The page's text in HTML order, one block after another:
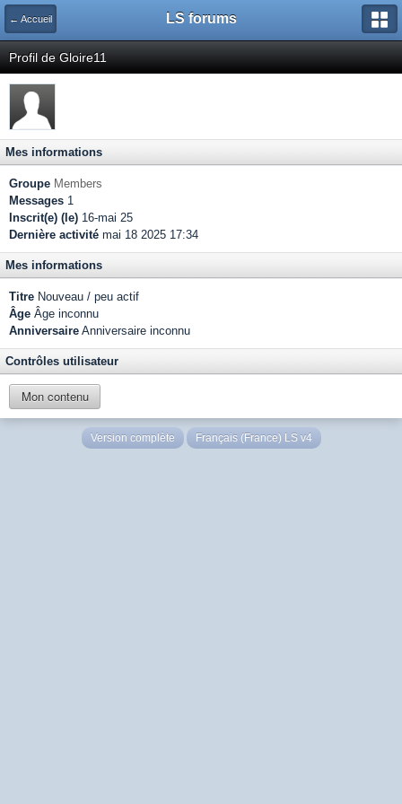
← Accueil LS forums
Profil de Gloire11
Mes informations
Groupe Members
Messages 1
Inscrit(e) (le) 16-mai 25
Dernière activité mai 18 2025 17:34
Mes informations
Titre Nouveau / peu actif
Âge Âge inconnu
Anniversaire Anniversaire inconnu
Contrôles utilisateur
Mon contenu
Version complète Français (France) LS v4